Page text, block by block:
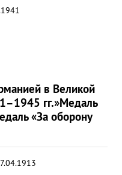
в Великой
гг.»Медаль
«За оборону